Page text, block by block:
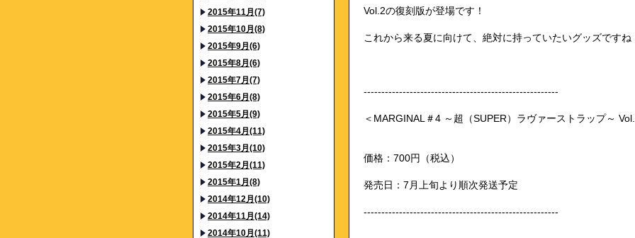
2015年11月(7)
2015年10月(8)
2015年9月(6)
2015年8月(6)
2015年7月(7)
2015年6月(8)
2015年5月(9)
2015年4月(11)
2015年3月(10)
2015年2月(11)
2015年1月(8)
2014年12月(10)
2014年11月(14)
2014年10月(11)
Vol.2の復刻版が登場です！
これから来る夏に向けて、絶対に持っていたいグッズですね
-------------------------------------------------------
＜MARGINAL＃4 ～超（SUPER）ラヴァーストラップ～
価格：700円（税込）
発売日：7月上旬より順次発送予定
-------------------------------------------------------